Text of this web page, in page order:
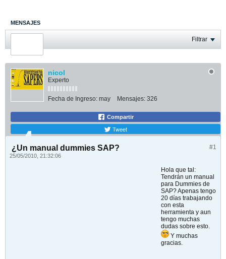
MENSAJES
ÚLTIMA ACTIVIDAD Filtrar
nicol
Experto
Fecha de Ingreso: may Mensajes: 326
Compartir
Tweet
#1
¿Un manual dummies SAP?
25/05/2010, 21:32:06
Hola que tal:
Tendrán un manual
para Dummies de
SAP? Apenas tengo
20 días trabajando
con esta
herramienta y aun
tengo muchas
dudas sobre esto.
Y muchas
gracias.